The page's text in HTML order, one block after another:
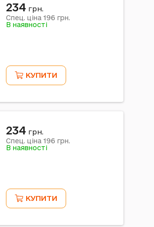
234 грн.
Спец. ціна 196 грн.
В наявності
КУПИТИ
234 грн.
Спец. ціна 196 грн.
В наявності
КУПИТИ